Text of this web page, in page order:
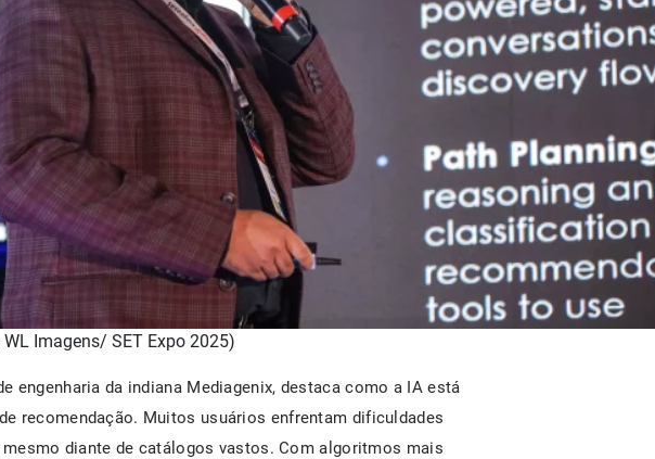
Imagens/ SET Expo 2025)
engenharia da indiana Mediagenix, destaca como a IA está
recomendação. Muitos usuários enfrentam dificuldades
diante de catálogos vastos. Com algoritmos mais